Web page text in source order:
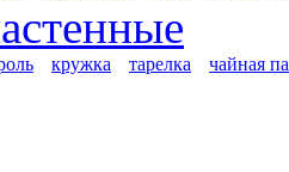
кружка тарелка чайная